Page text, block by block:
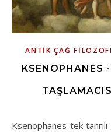
ANTIK ÇAĞ
KSENOPHANES
Ksenophanes tek tanrılı inancı işleyen bir teolog, kimilerine